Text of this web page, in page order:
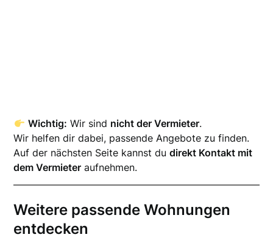
Wichtig: Wir sind nicht der Vermieter.
Wir helfen dir dabei, passende Angebote zu finden.
Auf der nächsten Seite kannst dudirekt Kontakt mit
dem Vermieter aufnehmen.
Weitere passende Wohnungen
entdecken